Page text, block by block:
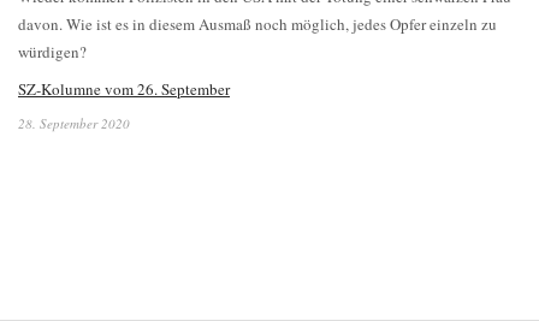
davon. Wie ist es in diesem Ausmaß noch möglich, jedes Opfer einzeln zu
würdigen?
SZ-Kolumne vom 26. September
28. September 2020